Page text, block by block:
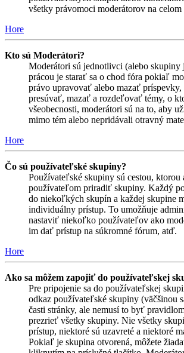
všetky právomoci moderátorov na celom
Hore
Kto sú Moderátori?
Moderátori sú jednotlivci (alebo
prácou je starať sa o chod fóra pokiaľ
právo upravovať alebo mazať
presúvať, mazať a rozdeľovať témy, o
všeobecnosti, moderátori sú na to, aby
mimo tém alebo nepridávali otravný
Hore
Čo sú používateľské skupiny?
Používateľské skupiny sú cestou, ktorou
používateľom priradiť skupiny. Každý
do niekoľkých skupín a každej skupine
individuálny prístup. To umožňuje
nastaviť niekoľko používateľov ako
im dať prístup na súkromné fórum, atď.
Hore
Ako sa môžem zapojiť do používateľskej
Pre pripojenie sa do používateľskej
odkaz používateľské skupiny (väčšinou
časti stránky, ale nemusí to byť
prezrieť všetky skupiny. Nie všetky
prístup, niektoré sú uzavreté a niektoré
Pokiaľ je skupina otvorená, môžete